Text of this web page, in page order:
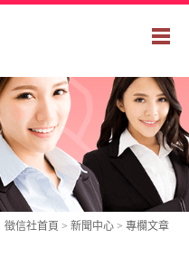
徵信社首頁 > 新聞中心 > 專欄文章